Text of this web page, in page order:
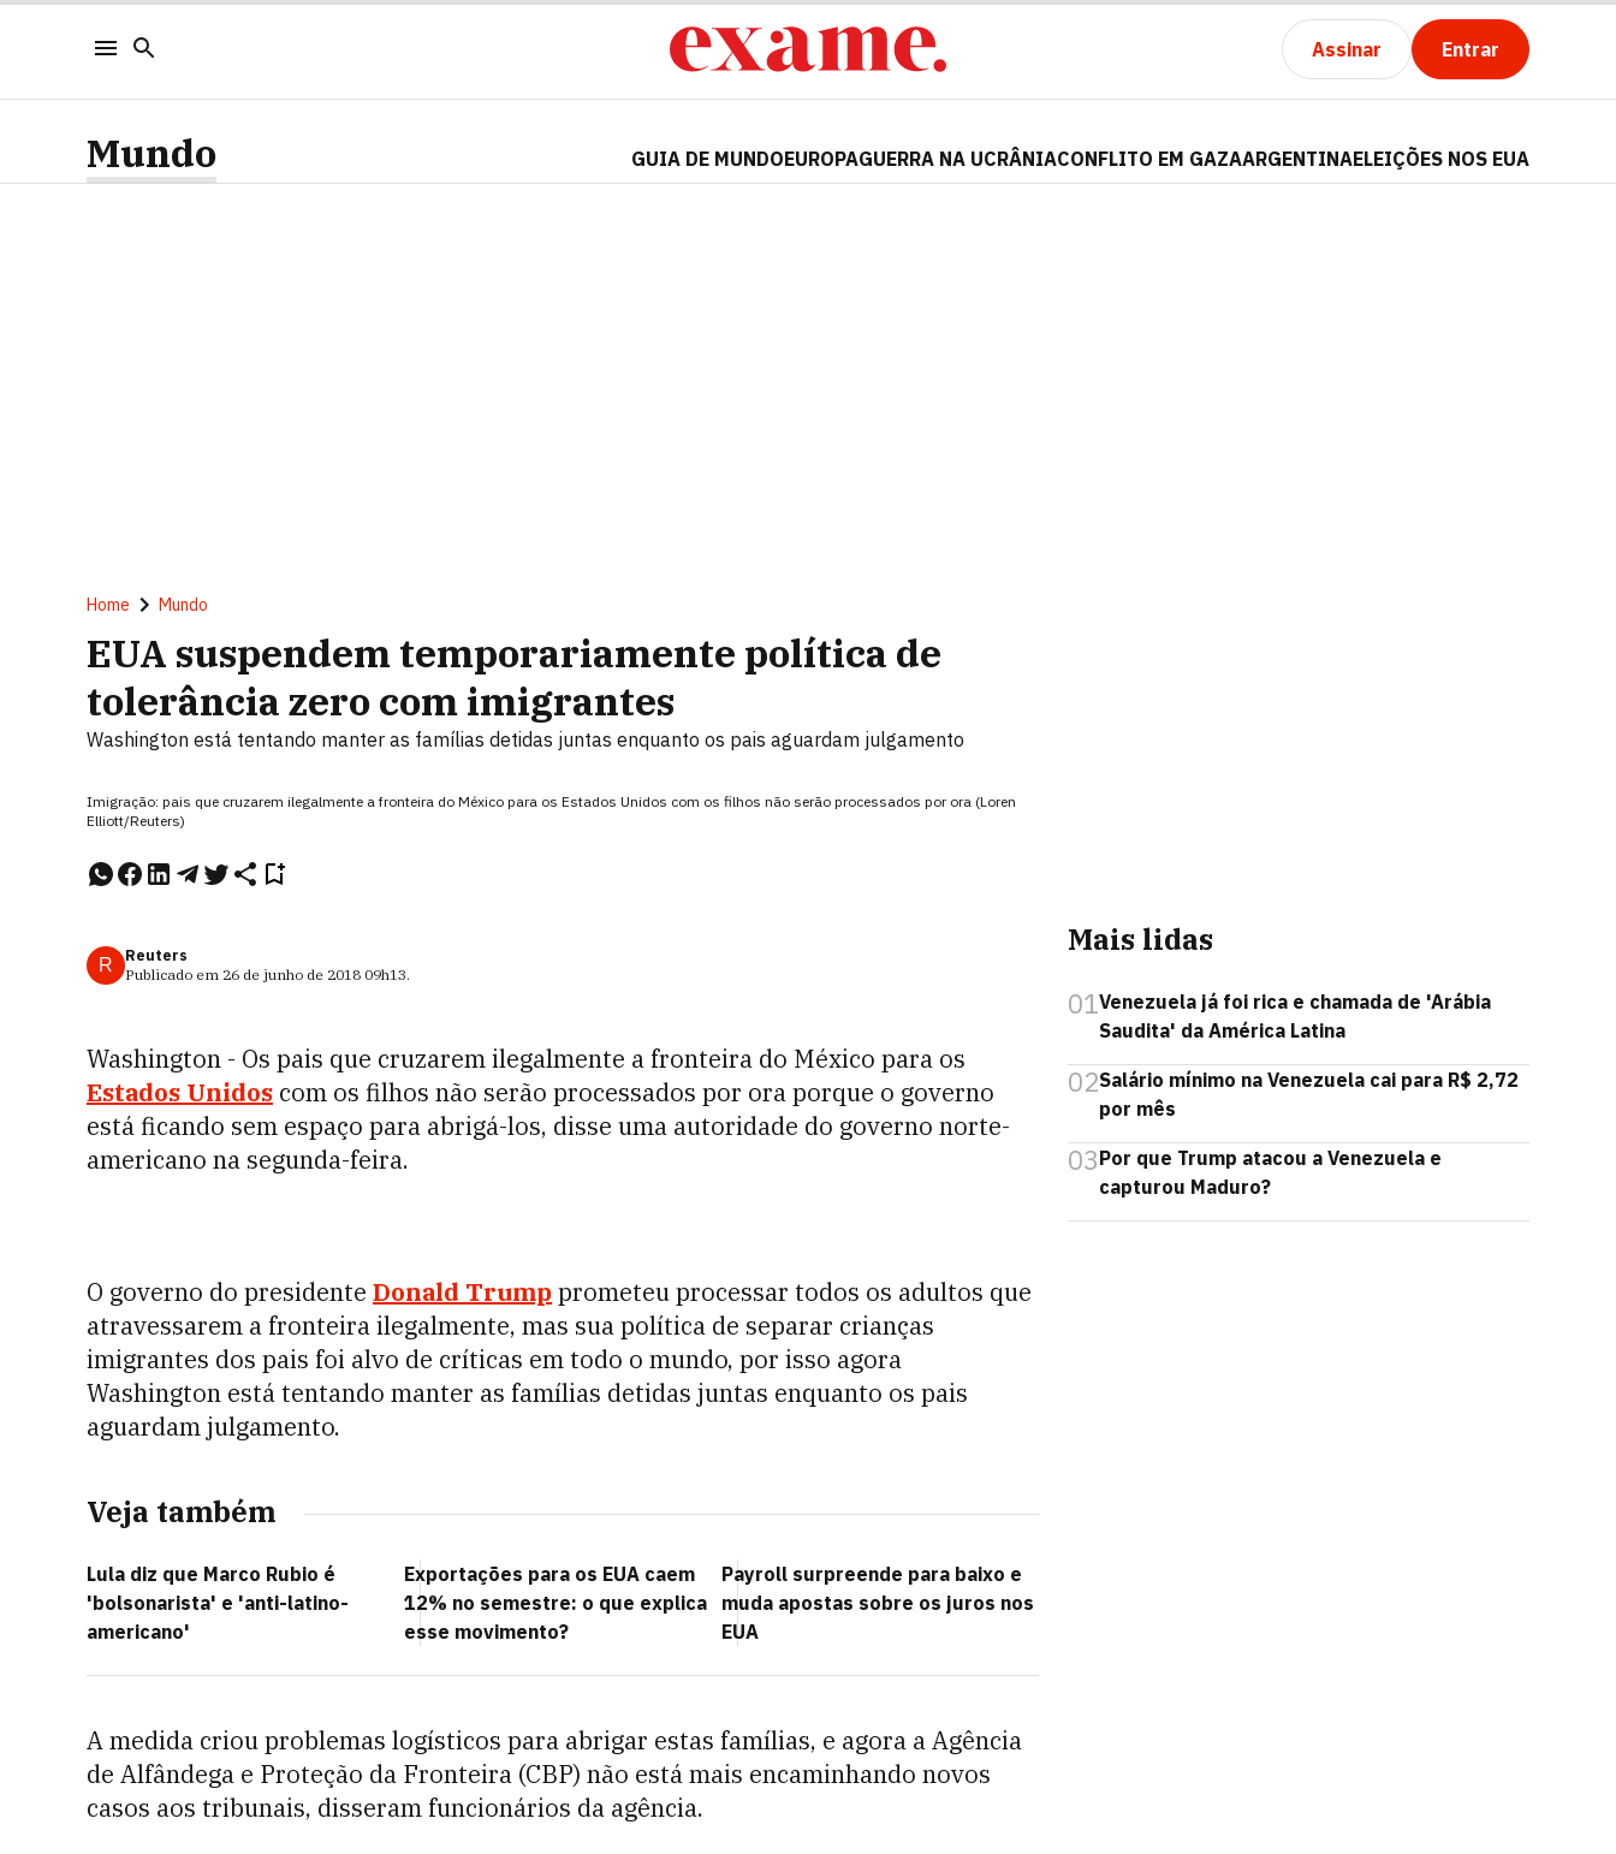
Assinar Entrar
Mundo GUIA DE MUNDOEUROPAGUERRA NA UCRÂNIACONFLITO EM GAZAARGENTINAELEIÇÕES NOS EUA
Home Mundo
EUA suspendem temporariamente política de
tolerância zero com imigrantes
Washington está tentando manter as famílias detidas juntas enquanto os pais aguardam julgamento
Imigração: pais que cruzarem ilegalmente a fronteira do México para os Estados Unidos com os filhos não serão processados por ora (Loren
Elliott/Reuters)
R
Reuters
Publicado em 26 de junho de 2018 09h13.
Washington - Os pais que cruzarem ilegalmente a fronteira do México para os
Estados Unidos com os filhos não serão processados por ora porque o governo
está ficando sem espaço para abrigá-los, disse uma autoridade do governo norte-
americano na segunda-feira.
O governo do presidente Donald Trumpprometeu processar todos os adultos que
atravessarem a fronteira ilegalmente, mas sua política de separar crianças
imigrantes dos pais foi alvo de críticas em todo o mundo, por isso agora
Washington está tentando manter as famílias detidas juntas enquanto os pais
aguardam julgamento.
Veja também
Lula diz que Marco Rubio é
'bolsonarista' e 'anti-latino-
americano'
Exportações para os EUA caem
12% no semestre: o que explica
esse movimento?
Payroll surpreende para baixo e
muda apostas sobre os juros nos
EUA
A medida criou problemas logísticos para abrigar estas famílias, e agora a Agência
de Alfândega e Proteção da Fronteira (CBP) não está mais encaminhando novos
casos aos tribunais, disseram funcionários da agência.
Mais lidas
01Venezuela já foi rica e chamada de 'Arábia
Saudita' da América Latina
02Salário mínimo na Venezuela cai para R$ 2,72
por mês
03Por que Trump atacou a Venezuela e
capturou Maduro?